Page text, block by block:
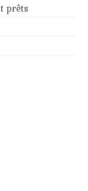
prêts